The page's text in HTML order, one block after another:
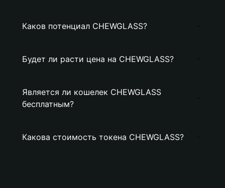
Каков потенциал CHEWGLASS?
Будет ли расти цена на CHEWGLASS?
Является ли кошелек CHEWGLASS
бесплатным?
Какова стоимость токена CHEWGLASS?